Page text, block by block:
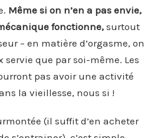
Même si on n’en a pas envie,
fonctionne, surtout
– en matière d’orgasme, on
servie que par soi-même. Les
pas avoir une activité
la vieillesse, nous si !
(il suffit d’en acheter